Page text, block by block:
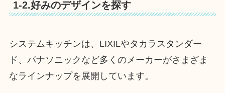
1-2.好みのデザインを探す
システムキッチンは、LIXILやタカラスタンダー
ド、パナソニックなど多くのメーカーがさまざま
なラインナップを展開しています。